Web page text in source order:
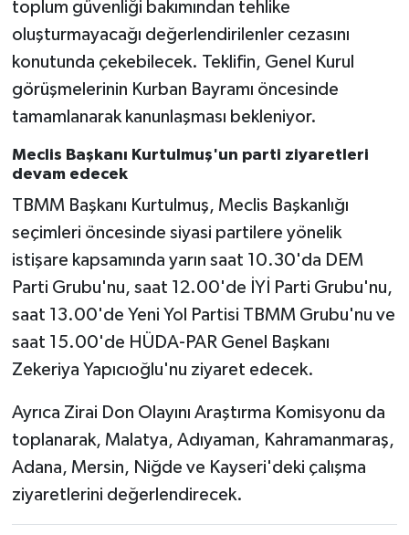
toplum güvenliği bakımından tehlike
oluşturmayacağı değerlendirilenler cezasını
konutunda çekebilecek. Teklifin, Genel Kurul
görüşmelerinin Kurban Bayramı öncesinde
tamamlanarak kanunlaşması bekleniyor.
Meclis Başkanı Kurtulmuş'un parti ziyaretleri
devam edecek
TBMM Başkanı Kurtulmuş, Meclis Başkanlığı
seçimleri öncesinde siyasi partilere yönelik
istişare kapsamında yarın saat 10.30'da DEM
Parti Grubu'nu, saat 12.00'de İYİ Parti Grubu'nu,
saat 13.00'de Yeni Yol Partisi TBMM Grubu'nu ve
saat 15.00'de HÜDA-PAR Genel Başkanı
Zekeriya Yapıcıoğlu'nu ziyaret edecek.
Ayrıca Zirai Don Olayını Araştırma Komisyonu da
toplanarak, Malatya, Adıyaman, Kahramanmaraş,
Adana, Mersin, Niğde ve Kayseri'deki çalışma
ziyaretlerini değerlendirecek.